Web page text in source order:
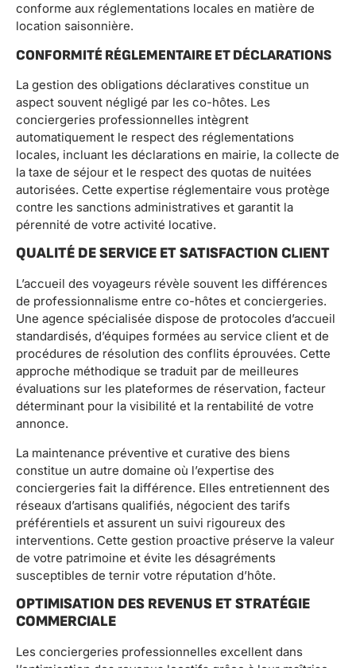
conforme aux réglementations locales en matière de
location saisonnière.
CONFORMITÉ RÉGLEMENTAIRE ET DÉCLARATIONS
La gestion des obligations déclaratives constitue un
aspect souvent négligé par les co-hôtes. Les
conciergeries professionnelles intègrent
automatiquement le respect des réglementations
locales, incluant les déclarations en mairie, la collecte de
la taxe de séjour et le respect des quotas de nuitées
autorisées. Cette expertise réglementaire vous protège
contre les sanctions administratives et garantit la
pérennité de votre activité locative.
QUALITÉ DE SERVICE ET SATISFACTION CLIENT
L’accueil des voyageurs révèle souvent les différences
de professionnalisme entre co-hôtes et conciergeries.
Une agence spécialisée dispose de protocoles d’accueil
standardisés, d’équipes formées au service client et de
procédures de résolution des conflits éprouvées. Cette
approche méthodique se traduit par de meilleures
évaluations sur les plateformes de réservation, facteur
déterminant pour la visibilité et la rentabilité de votre
annonce.
La maintenance préventive et curative des biens
constitue un autre domaine où l’expertise des
conciergeries fait la différence. Elles entretiennent des
réseaux d’artisans qualifiés, négocient des tarifs
préférentiels et assurent un suivi rigoureux des
interventions. Cette gestion proactive préserve la valeur
de votre patrimoine et évite les désagréments
susceptibles de ternir votre réputation d’hôte.
OPTIMISATION DES REVENUS ET STRATÉGIE
COMMERCIALE
Les conciergeries professionnelles excellent dans